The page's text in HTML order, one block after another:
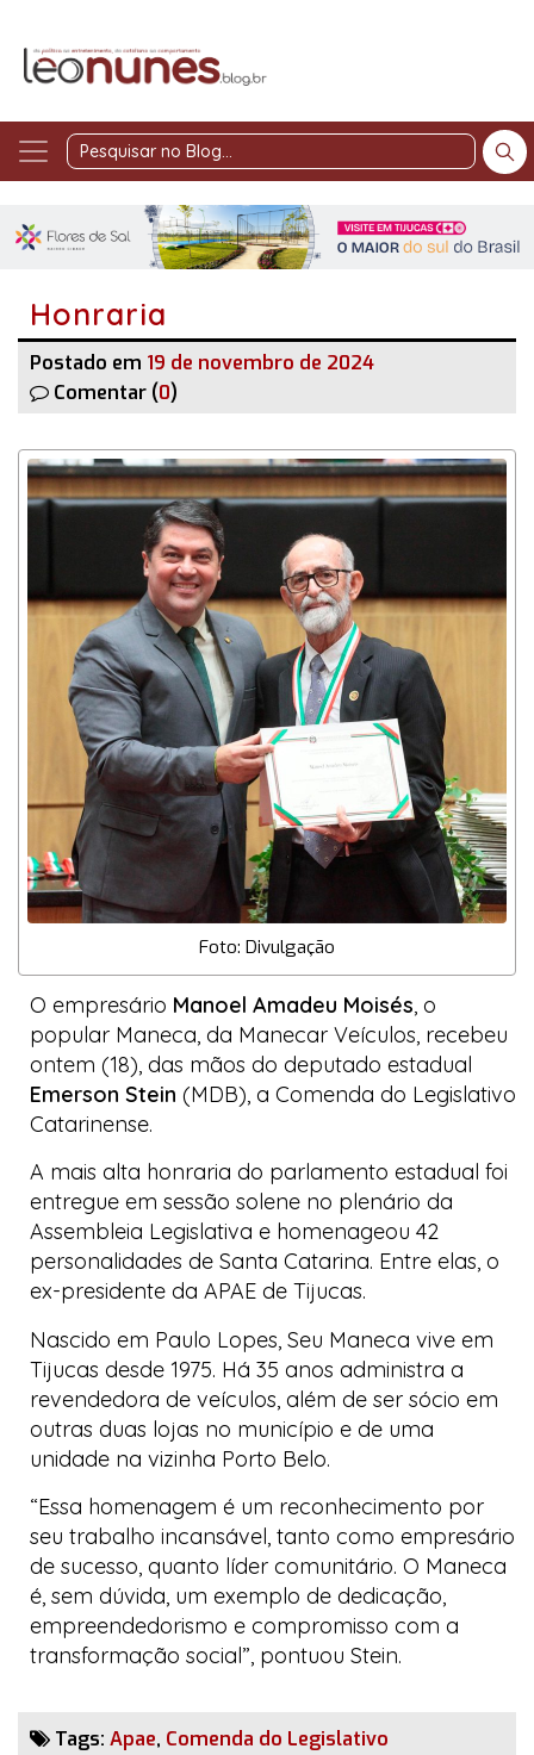
Pesquisar
Blog
Honraria
Postado em 19 de novembro de 2024
Comentar (0)
Foto: Divulgação
O empresário Manoel Amadeu Moisés, o
popular Maneca, da Manecar Veículos, recebeu
ontem (18), das mãos do deputado estadual
Emerson Stein (MDB), a Comenda do Legislativo
Catarinense.
A mais alta honraria do parlamento estadual foi
entregue em sessão solene no plenário da
Assembleia Legislativa e homenageou 42
personalidades de Santa Catarina. Entre elas, o
ex-presidente da APAE de Tijucas.
Nascido em Paulo Lopes, Seu Maneca vive em
Tijucas desde 1975. Há 35 anos administra a
revendedora de veículos, além de ser sócio em
outras duas lojas no município e de uma
unidade na vizinha Porto Belo.
“Essa homenagem é um reconhecimento por
seu trabalho incansável, tanto como empresário
de sucesso, quanto líder comunitário. O Maneca
é, sem dúvida, um exemplo de dedicação,
empreendedorismo e compromisso com a
transformação social”, pontuou Stein.
Tags: Apae, Comenda do Legislativo